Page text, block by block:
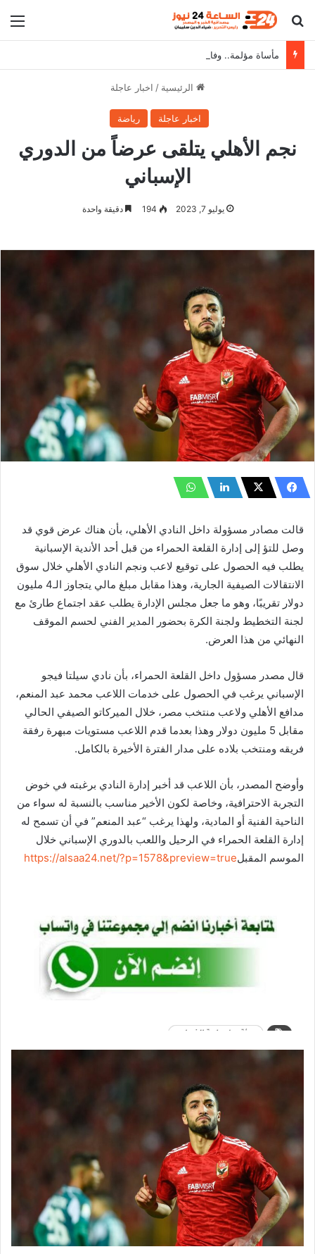
بحث عن
الرئيسية / اخبار عاجلة
اخبار عاجلة رياضة
نجم الأهلي يتلقى عرضاً من الدوري
الإسباني
يوليو 7, 2023 194 دقيقة واحدة
قالت مصادر مسؤولة داخل النادي الأهلي، بأن هناك عرض قوي قد
وصل للتؤ إلى إدارة القلعة الحمراء من قبل أحد الأندية الإسبانية
يطلب فيه الحصول على توقيع لاعب ونجم النادي الأهلي خلال سوق
الانتقالات الصيفية الجارية، وهذا مقابل مبلغ مالي يتجاوز الـ4 مليون
دولار تقريبًا، وهو ما جعل مجلس الإدارة يطلب عقد اجتماع طارئ مع
لجنة التخطيط ولجنة الكرة بحضور المدير الفني لحسم الموقف
النهائي من هذا العرض.
قال مصدر مسؤول داخل القلعة الحمراء، بأن نادي سيلتا فيجو
الإسباني يرغب في الحصول على خدمات اللاعب محمد عبد المنعم،
مدافع الأهلي ولاعب منتخب مصر، خلال الميركاتو الصيفي الحالي
مقابل 5 مليون دولار وهذا بعدما قدم اللاعب مستويات مبهرة رفقة
فريقه ومنتخب بلاده على مدار الفترة الأخيرة بالكامل.
وأوضح المصدر، بأن اللاعب قد أخبر إدارة النادي برغبته في خوض
التجربة الاحترافية، وخاصة لكون الأخير مناسب بالنسبة له سواء من
الناحية الفنية أو المادية، ولهذا يرغب “عبد المنعم” في أن تسمح له
إدارة القلعة الحمراء في الرحيل واللعب بالدوري الإسباني خلال
الموسم المقبلhttps://alsaa24.net/?p=1578&preview=true